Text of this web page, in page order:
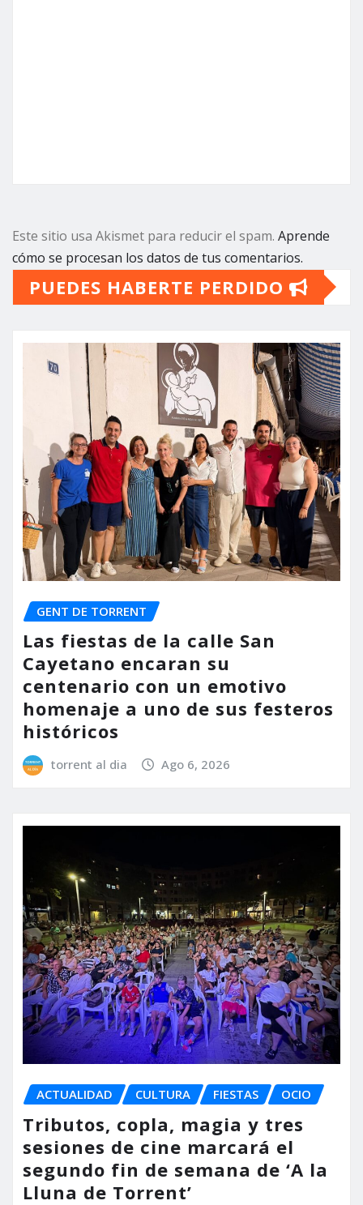
Este sitio usa Akismet para reducir el spam. Aprende
cómo se procesan los datos de tus comentarios.
PUEDES HABERTE PERDIDO
GENT DE TORRENT
Las fiestas de la calle San
Cayetano encaran su
centenario con un emotivo
homenaje a uno de sus festeros
históricos
torrent al dia Ago 6, 2026
ACTUALIDAD CULTURA FIESTAS OCIO
Tributos, copla, magia y tres
sesiones de cine marcará el
segundo fin de semana de ‘A la
Lluna de Torrent’